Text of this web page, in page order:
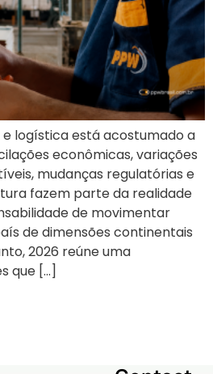
logística está acostumado a
econômicas, variações
mudanças regulatórias e
fazem parte da realidade
de movimentar
de dimensões continentais
2026 reúne uma
que […]